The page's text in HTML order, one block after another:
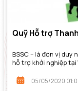
Quỹ Hỗ trợ
BSSC – là đơn vị
hỗ trợ khởi nghiệp tại
05/05/2020